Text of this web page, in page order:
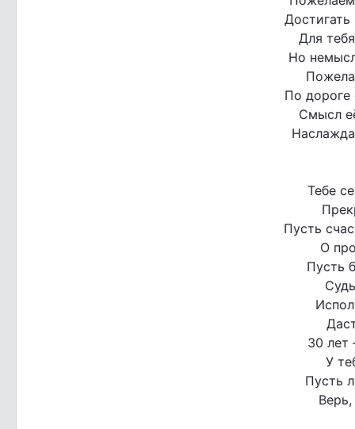
Для
Но
По дороге
Смысл
Тебе
Пусть
О
Пусть
30 лет
У
Пусть